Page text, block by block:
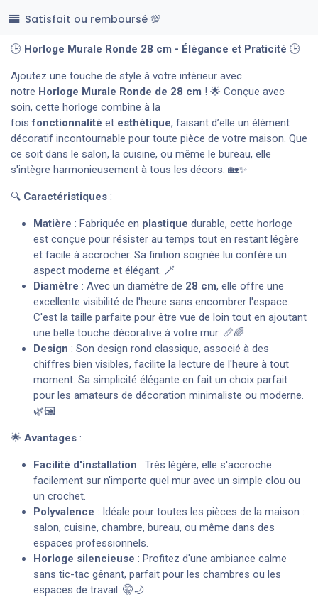
Satisfait ou remboursé 💯
🕒 Horloge Murale Ronde 28 cm - Élégance et Praticité 🕒
Ajoutez une touche de style à votre intérieur avec
notre Horloge Murale Ronde de 28 cm ! 🌟 Conçue avec
soin, cette horloge combine à la
foisfonctionnalité et esthétique, faisant d’elle un élément
décoratif incontournable pour toute pièce de votre maison. Que
ce soit dans le salon, la cuisine, ou même le bureau, elle
s'intègre harmonieusement à tous les décors. 🏡✨
🔍 Caractéristiques :
Matière : Fabriquée en plastique durable, cette horloge
est conçue pour résister au temps tout en restant légère
et facile à accrocher. Sa finition soignée lui confère un
aspect moderne et élégant. 🪄
Diamètre : Avec un diamètre de 28 cm, elle offre une
excellente visibilité de l'heure sans encombrer l'espace.
C'est la taille parfaite pour être vue de loin tout en ajoutant
une belle touche décorative à votre mur. 📏🌈
Design : Son design rond classique, associé à des
chiffres bien visibles, facilite la lecture de l'heure à tout
moment. Sa simplicité élégante en fait un choix parfait
pour les amateurs de décoration minimaliste ou moderne.
🌿🖼️
🌟 Avantages :
Facilité d'installation : Très légère, elle s'accroche
facilement sur n'importe quel mur avec un simple clou ou
un crochet.
Polyvalence : Idéale pour toutes les pièces de la maison :
salon, cuisine, chambre, bureau, ou même dans des
espaces professionnels.
Horloge silencieuse : Profitez d'une ambiance calme
sans tic-tac gênant, parfait pour les chambres ou les
espaces de travail. 🤫🌙